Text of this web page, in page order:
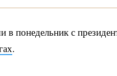
понедельник с
.